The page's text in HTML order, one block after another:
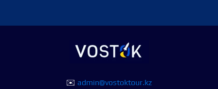
✉️ admin@vostoktour.kz